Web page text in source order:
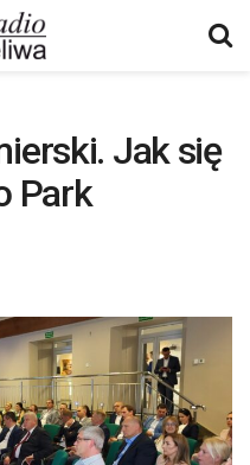
Jak się
Park